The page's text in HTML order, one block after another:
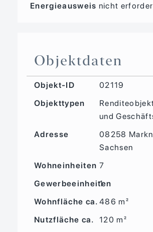
Energieausweis nicht
Objektdaten
Objekt-ID
02119
Objekttypen
und
Adresse
08258
Sachsen
Wohneinheiten 7
Gewerbeeinheiten
1
Wohnfläche ca. 486 m²
Nutzfläche ca.
120 m²